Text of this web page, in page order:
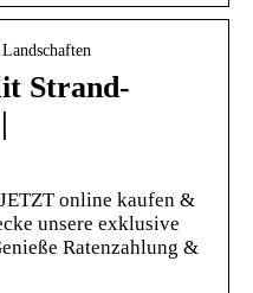
Strand-
online kaufen &
unsere exklusive
Ratenzahlung &